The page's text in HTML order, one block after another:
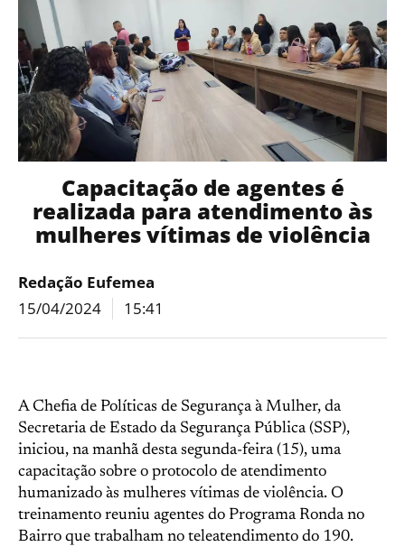
Capacitação de agentes é
realizada para atendimento às
mulheres vítimas de violência
Redação Eufemea
15/04/2024
15:41
A Chefia de Políticas de Segurança à Mulher, da
Secretaria de Estado da Segurança Pública (SSP),
iniciou, na manhã desta segunda-feira (15), uma
capacitação sobre o protocolo de atendimento
humanizado às mulheres vítimas de violência. O
treinamento reuniu agentes do Programa Ronda no
Bairro que trabalham no teleatendimento do 190.